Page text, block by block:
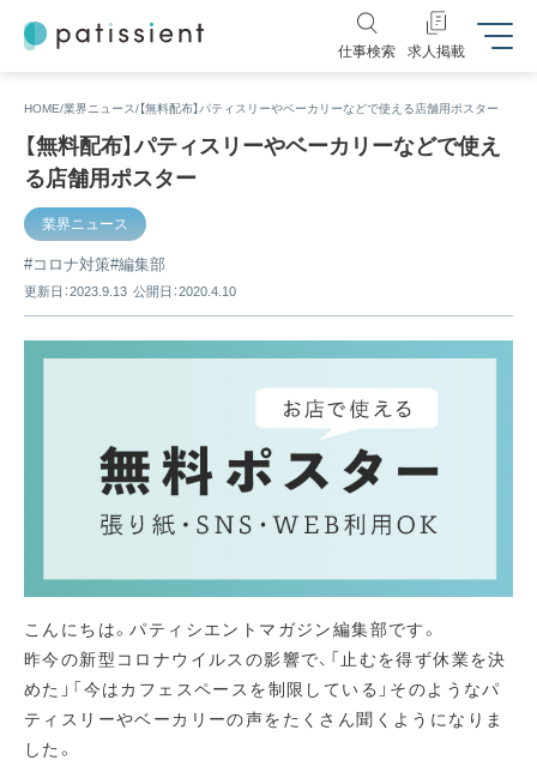
仕事検索 求人掲載
HOME 業界ニュース 【無料配布】パティスリーやベーカリーなどで使える店舗用ポスター
【無料配布】パティスリーやベーカリーなどで使え
る店舗用ポスター
業界ニュース
コロナ対策 編集部
更新日：2023.9.13 公開日：2020.4.10
こんにちは。パティシエントマガジン編集部です。
昨今の新型コロナウイルスの影響で、「止むを得ず休業を決
めた」「今はカフェスペースを制限している」そのようなパ
ティスリーやベーカリーの声をたくさん聞くようになりま
した。